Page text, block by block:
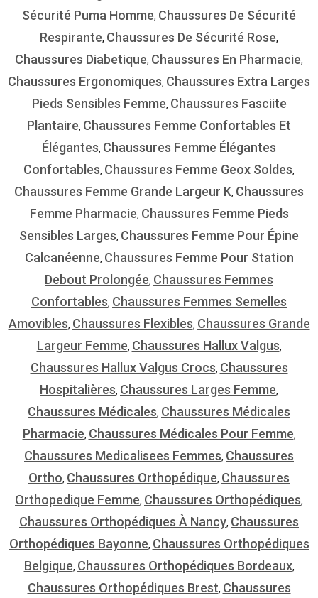
Sécurité Puma Homme, Chaussures De Sécurité
Respirante, Chaussures De Sécurité Rose,
Chaussures Diabetique, Chaussures En Pharmacie,
Chaussures Ergonomiques, Chaussures Extra Larges
Pieds Sensibles Femme, Chaussures Fasciite
Plantaire, Chaussures Femme Confortables Et
Élégantes, Chaussures Femme Élégantes
Confortables, Chaussures Femme Geox Soldes,
Chaussures Femme Grande Largeur K, Chaussures
Femme Pharmacie, Chaussures Femme Pieds
Sensibles Larges, Chaussures Femme Pour Épine
Calcanéenne, Chaussures Femme Pour Station
Debout Prolongée, Chaussures Femmes
Confortables, Chaussures Femmes Semelles
Amovibles, Chaussures Flexibles, Chaussures Grande
Largeur Femme, Chaussures Hallux Valgus,
Chaussures Hallux Valgus Crocs, Chaussures
Hospitalières, Chaussures Larges Femme,
Chaussures Médicales, Chaussures Médicales
Pharmacie, Chaussures Médicales Pour Femme,
Chaussures Medicalisees Femmes, Chaussures
Ortho, Chaussures Orthopédique, Chaussures
Orthopedique Femme, Chaussures Orthopédiques,
Chaussures Orthopédiques À Nancy, Chaussures
Orthopédiques Bayonne, Chaussures Orthopédiques
Belgique, Chaussures Orthopédiques Bordeaux,
Chaussures Orthopédiques Brest, Chaussures